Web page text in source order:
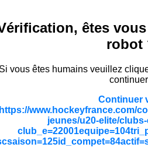
êtes
robot
vous êtes humains veuillez
Continuer
www.hockeyfrance.com/
jeunes/u20-elite/